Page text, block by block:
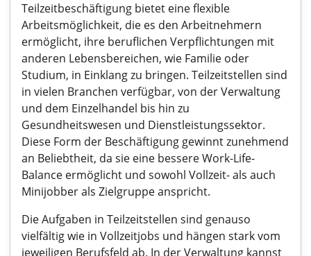
Teilzeitbeschäftigung bietet eine flexible
Arbeitsmöglichkeit, die es den Arbeitnehmern
ermöglicht, ihre beruflichen Verpflichtungen mit
anderen Lebensbereichen, wie Familie oder
Studium, in Einklang zu bringen. Teilzeitstellen sind
in vielen Branchen verfügbar, von der Verwaltung
und dem Einzelhandel bis hin zu
Gesundheitswesen und Dienstleistungssektor.
Diese Form der Beschäftigung gewinnt zunehmend
an Beliebtheit, da sie eine bessere Work-Life-
Balance ermöglicht und sowohl Vollzeit- als auch
Minijobber als Zielgruppe anspricht.
Die Aufgaben in Teilzeitstellen sind genauso
vielfältig wie in Vollzeitjobs und hängen stark vom
jeweiligen Berufsfeld ab. In der Verwaltung kannst